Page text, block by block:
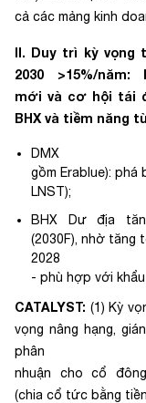
cả các mảng kinh
II. Duy trì kỳ vọng
2030 >15%/
mới và cơ hội tái
BHX và tiềm năng
gồm Erablue): phá
LNST);
BHX Dư địa
(2030F), nhờ tăng
2028
- phù hợp với
CATALYST: (1) Kỳ
vọng nâng hạng,
nhuận cho cổ
(chia cổ tức bằng